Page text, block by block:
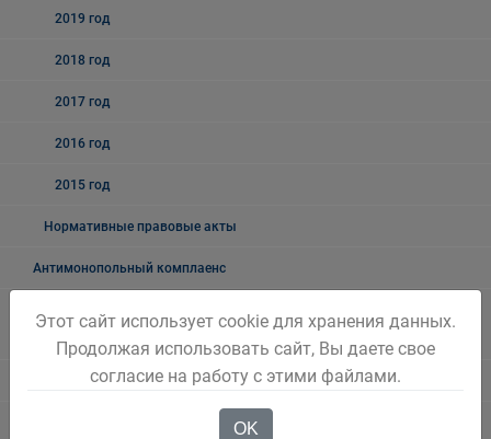
2019 год
2018 год
2017 год
2016 год
2015 год
Нормативные правовые акты
Антимонопольный комплаенс
Бережливый Белово
Этот сайт использует cookie для хранения данных.
Продолжая использовать сайт, Вы даете свое
согласие на работу с этими файлами.
OK